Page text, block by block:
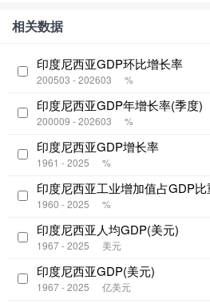
相关数据
印度尼西亚GDP环比增长率
200503 - 202603 %
印度尼西亚GDP年增长率(季度)
200009 - 202603 %
印度尼西亚GDP增长率
1961 - 2025 %
印度尼西亚工业增加值占GDP比
1960 - 2025 %
印度尼西亚人均GDP(美元)
1967 - 2025 美元
印度尼西亚GDP(美元)
1967 - 2025 亿美元